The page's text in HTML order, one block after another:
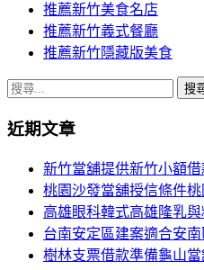
推薦新竹美食名店
推薦新竹義式餐廳
推薦新竹隱藏版美食
搜
關
近期文章
新竹當舖提供新竹小額
桃園沙發當舖授信條件
高雄眼科韓式高雄隆乳
台南安定區建案適合安
樹林支票借款準備龜山